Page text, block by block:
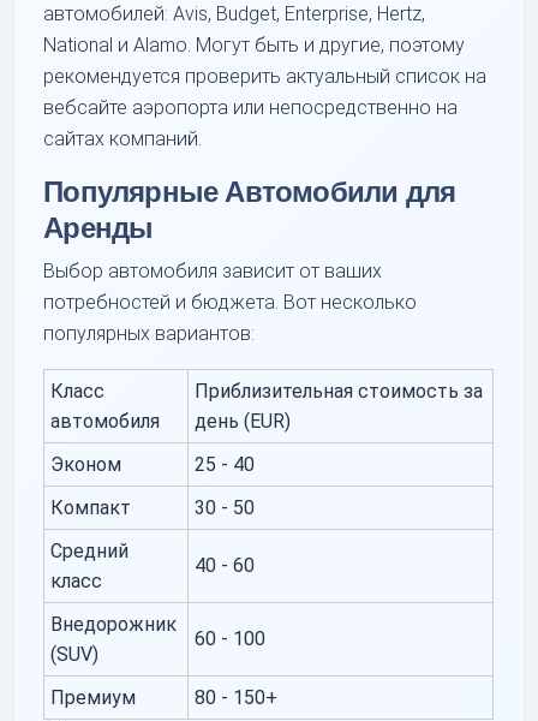
автомобилей: Avis, Budget, Enterprise, Hertz,
National и Alamo. Могут быть и другие, поэтому
рекомендуется проверить актуальный список на
вебсайте аэропорта или непосредственно на
сайтах компаний.
Популярные Автомобили для
Аренды
Выбор автомобиля зависит от ваших
потребностей и бюджета. Вот несколько
популярных вариантов:
Класс
автомобиля
Приблизительная стоимость за
день (EUR)
Эконом
25 - 40
Компакт
30 - 50
Средний
класс
40 - 60
Внедорожник
(SUV)
60 - 100
Премиум
80 - 150+